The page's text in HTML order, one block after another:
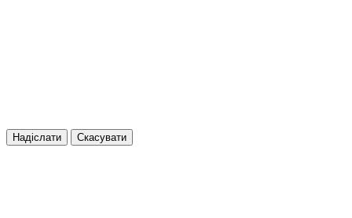
Надіслати Скасувати